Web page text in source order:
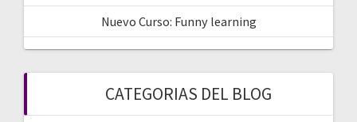
Nuevo Curso: Funny learning
CATEGORIAS DEL BLOG